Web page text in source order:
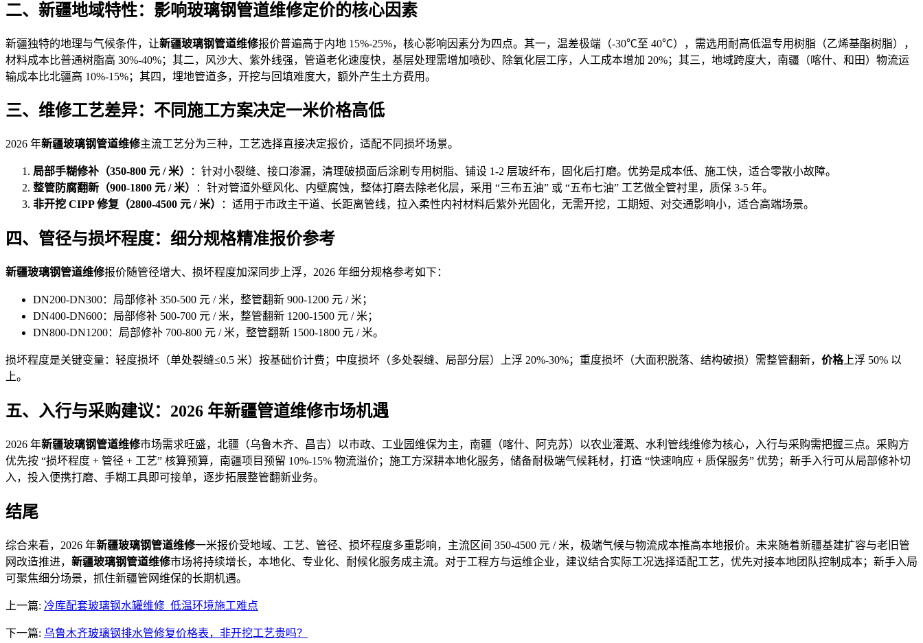
二、新疆地域特性：影响玻璃钢管道维修定价的核心因素
新疆独特的地理与气候条件，让新疆玻璃钢管道维修报价普遍高于内地 15%-25%，核心影响因素分为四点。其一，温差极端（-30℃至 40℃），需选用耐高低温专用树脂（乙烯基酯树脂），
材料成本比普通树脂高 30%-40%；其二，风沙大、紫外线强，管道老化速度快，基层处理需增加喷砂、除氧化层工序，人工成本增加 20%；其三，地域跨度大，南疆（喀什、和田）物流运
输成本比北疆高 10%-15%；其四，埋地管道多，开挖与回填难度大，额外产生土方费用。
三、维修工艺差异：不同施工方案决定一米价格高低
2026 年新疆玻璃钢管道维修主流工艺分为三种，工艺选择直接决定报价，适配不同损坏场景。
局部手糊修补（350-800 元 / 米）
：针对小裂缝、接口渗漏，清理破损面后涂刷专用树脂、铺设 1-2 层玻纤布，固化后打磨。优势是成本低、施工快，适合零散小故障。
整管防腐翻新（900-1800 元 / 米）
：针对管道外壁风化、内壁腐蚀，整体打磨去除老化层，采用 “三布五油” 或 “五布七油” 工艺做全管衬里，质保 3-5 年。
非开挖 CIPP 修复（2800-4500 元 / 米）
：适用于市政主干道、长距离管线，拉入柔性内衬材料后紫外光固化，无需开挖，工期短、对交通影响小，适合高端场景。
四、管径与损坏程度：细分规格精准报价参考
新疆玻璃钢管道维修报价随管径增大、损坏程度加深同步上浮，2026 年细分规格参考如下：
DN200-DN300：局部修补 350-500 元 / 米，整管翻新 900-1200 元 / 米；
DN400-DN600：局部修补 500-700 元 / 米，整管翻新 1200-1500 元 / 米；
DN800-DN1200：局部修补 700-800 元 / 米，整管翻新 1500-1800 元 / 米。
损坏程度是关键变量：轻度损坏（单处裂缝≤0.5 米）按基础价计费；中度损坏（多处裂缝、局部分层）上浮 20%-30%；重度损坏（大面积脱落、结构破损）需整管翻新， 价格上浮 50% 以
上。
五、入行与采购建议：2026 年新疆管道维修市场机遇
2026 年新疆玻璃钢管道维修市场需求旺盛，北疆（乌鲁木齐、昌吉）以市政、工业园维保为主，南疆（喀什、阿克苏）以农业灌溉、水利管线维修为核心，入行与采购需把握三点。采购方
优先按 “损坏程度 + 管径 + 工艺” 核算预算，南疆项目预留 10%-15% 物流溢价；施工方深耕本地化服务，储备耐极端气候耗材，打造 “快速响应 + 质保服务” 优势；新手入行可从局部修补切
入，投入便携打磨、手糊工具即可接单，逐步拓展整管翻新业务。
结尾
综合来看，2026 年新疆玻璃钢管道维修一米报价受地域、工艺、管径、损坏程度多重影响，主流区间 350-4500 元 / 米，极端气候与物流成本推高本地报价。未来随着新疆基建扩容与老旧管
网改造推进， 新疆玻璃钢管道维修市场将持续增长，本地化、专业化、耐候化服务成主流。对于工程方与运维企业，建议结合实际工况选择适配工艺，优先对接本地团队控制成本；新手入局
可聚焦细分场景，抓住新疆管网维保的长期机遇。
上一篇: 冷库配套玻璃钢水罐维修_低温环境施工难点
下一篇: 乌鲁木齐玻璃钢排水管修复价格表，非开挖工艺贵吗？